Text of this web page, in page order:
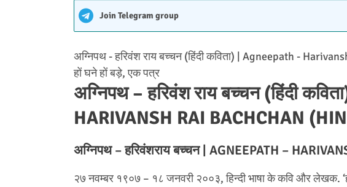
Join Telegram group
अग्निपथ - हरिवंश राय बच्चन (हिंदी कविता) | Agneepath -
हों घने हों बड़े, एक पत्र
अग्निपथ – हरिवंश राय बच्चन (हिंदी
HARIVANSH RAI BACHCHAN
अग्निपथ – हरिवंशराय बच्चन | AGNEEPATH –
२७ नवम्बर १९०७ – १८ जनवरी २००३, हिन्दी भाषा के कवि और लेखक.